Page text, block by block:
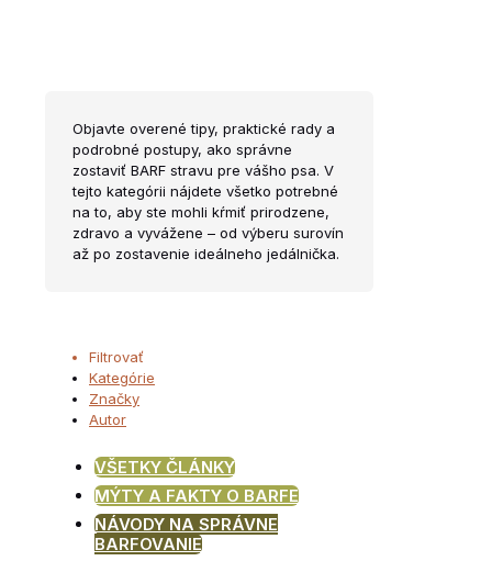
Objavte overené tipy, praktické rady a
podrobné postupy, ako správne
zostaviť BARF stravu pre vášho psa. V
tejto kategórii nájdete všetko potrebné
na to, aby ste mohli kŕmiť prirodzene,
zdravo a vyvážene – od výberu surovín
až po zostavenie ideálneho jedálnička.
Filtrovať
Kategórie
Značky
Autor
VŠETKY ČLÁNKY
MÝTY A FAKTY O BARFE
NÁVODY NA SPRÁVNE
BARFOVANIE